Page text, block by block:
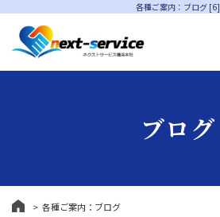
各種ご案内：ブログ [6]
ブログ
各種ご案内：ブログ